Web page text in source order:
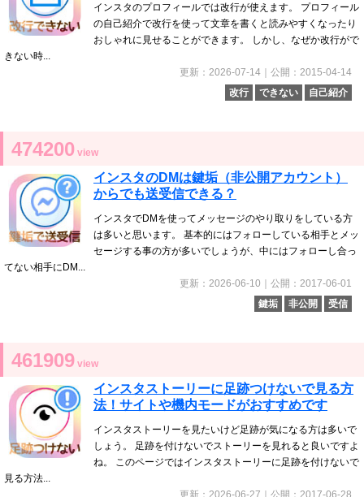
インスタのプロフィールでは改行が使えます。 プロフィール
の自己紹介で改行を使って文章を書くと読みやすくなったり
おしゃれに見せることができます。 しかし、なぜか改行がで
きない時...
更新：2026-07-14｜公開：2015-04-14
改行
できない 自己紹介
474200 view
インスタのDMは鍵垢（非公開アカウント）
からでも送受信できる？
インスタでDMを使ってメッセージのやり取りをしている方
は多いと思います。 基本的にはフォローしている相手とメッ
セージする事の方が多いでしょうが、中にはフォローし合っ
てない相手にDM...
更新：2026-06-10｜公開：2017-06-01
鍵垢
非公開 受信
461909 view
インスタストーリーに足跡つけないで見る方
法！サイトや機内モードがおすすめです
インスタストーリーを見たいけど足跡が気になる方は多いで
しょう。 足跡を付けないでストーリーを見れると良いですよ
ね。 このページではインスタストーリーに足跡を付けないで
見る方法...
更新：2026-06-27｜公開：2017-06-28